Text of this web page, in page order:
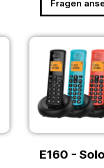
Fragen
E160 -